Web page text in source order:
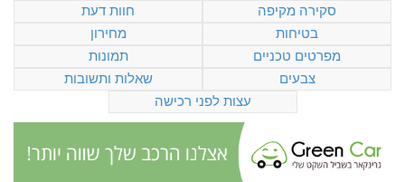
סקירה מקיפה
חוות דעת
בטיחות
מחירון
מפרטים טכניים
תמונות
צבעים
שאלות ותשובות
עצות לפני רכישה